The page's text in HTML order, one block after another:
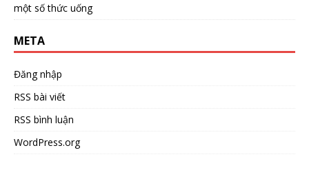
một số thức uống
META
Đăng nhập
RSS bài viết
RSS bình luận
WordPress.org